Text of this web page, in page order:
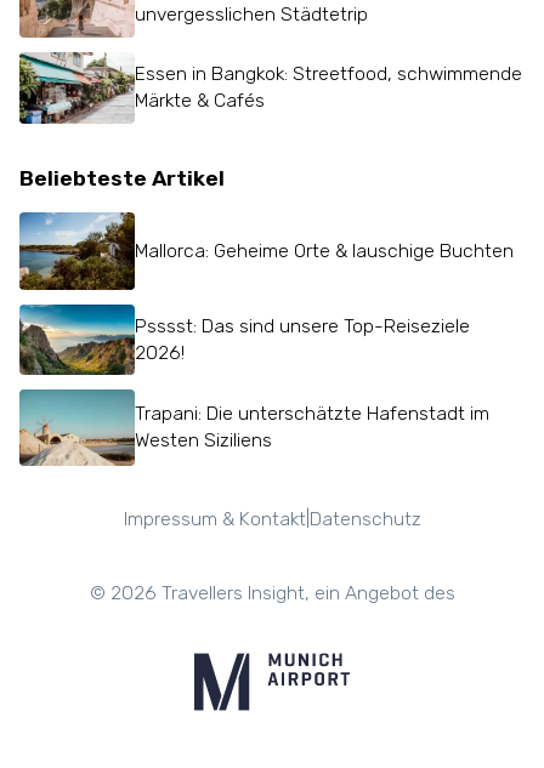
unvergesslichen Städtetrip
Essen in Bangkok: Streetfood, schwimmende
Märkte & Cafés
Beliebteste Artikel
Mallorca: Geheime Orte & lauschige Buchten
Psssst: Das sind unsere Top-Reiseziele
2026!
Trapani: Die unterschätzte Hafenstadt im
Westen Siziliens
Impressum & Kontakt| Datenschutz
© 2026 Travellers Insight, ein Angebot des